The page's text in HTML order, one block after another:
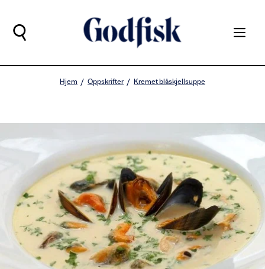
Hjem Oppskrifter Kremet blåskjellsuppe